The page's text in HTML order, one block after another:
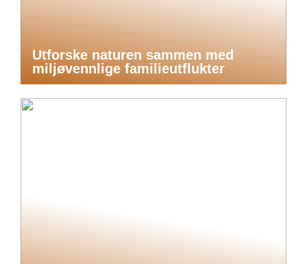
Utforske naturen sammen med
miljøvennlige familieutflukter